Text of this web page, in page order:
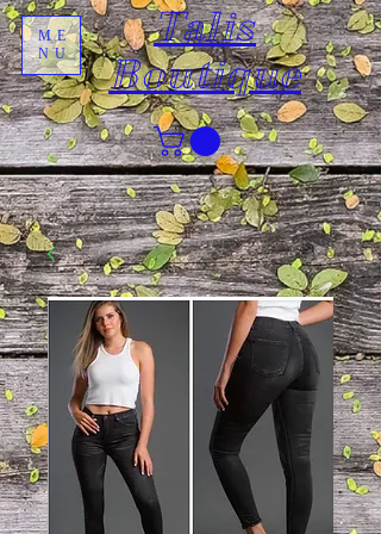
Talis
Boutique
ME
NU